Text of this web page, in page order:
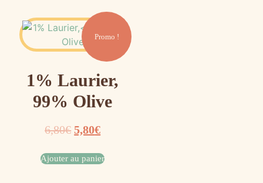
Promo !
1% Laurier,
99% Olive
6,80€ 5,80€
Ajouter au panier